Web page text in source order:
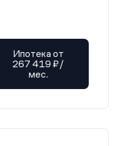
Ипотека от
267 419 ₽/
мес.